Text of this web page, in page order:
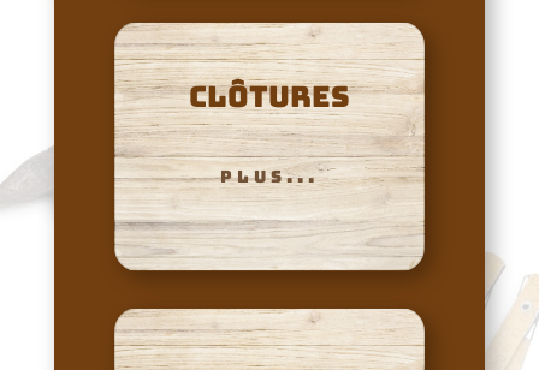
clôtures
PLUS...